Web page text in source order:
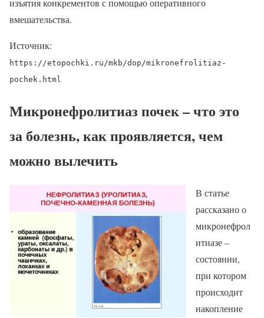
изъятия конкрементов с помощью оперативного
вмешательства.
Источник:
https://etopochki.ru/mkb/dop/mikronefrolitiaz-
pochek.html
Микронефролитиаз почек – что это
за болезнь, как проявляется, чем
можно вылечить
В статье
рассказано о
микронефрол
итиазе –
состоянии,
при котором
происходит
накопление